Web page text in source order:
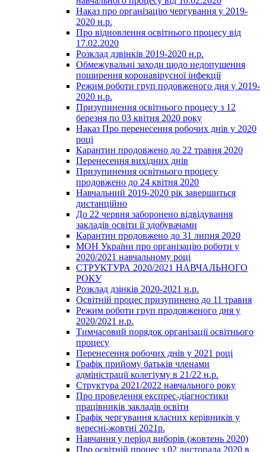
Наказ про організацію чергування у 2019-
2020 н.р.
Про відновлення освітнього процесу від
17.02.2020
Розклад дзвінків 2019-2020 н.р.
Обмежувальні заходи щодо недопушення
поширення коронавірусної інфекції
Режим роботи груп подовженого дня у 2019-
2020 н.р.
Призупинення освітнього процесу з 12
березня по 03 квітня 2020 року
Наказ Про перенесення робочих днів у 2020
році
Карантин продовжено до 22 травня 2020
Перенесення вихідних днів
Призупинення освітнього процесу
продовжено до 24 квітня 2020
Навчальний 2019-2020 рік завершиться
дистанційно
До 22 червня заборонено відвідування
закладів освіти її здобувачами
Карантин продовжено до 31 липня 2020
МОН України про організацію роботи у
2020/2021 навчальному році
СТРУКТУРА 2020/2021 НАВЧАЛЬНОГО
РОКУ
Розклад дзінків 2020-2021 н.р.
Освітній процес призупинено до 11 травня
Режим роботи груп продовженого дня у
2020/2021 н.р.
Тимчасовий порядок організації освітнього
процесу
Перенесення робочих днів у 2021 році
Графік прийому батьків членами
адміністрації колегіуму в 21/22 н.р.
Структура 2021/2022 навчального року
Про проведення експрес-діагностики
працівників закладів освіти
Графік чергування класних керівників у
вересні-жовтні 2021р.
Навчання у період виборів (жовтень 2020)
Про освітній процес з 02 листопада 2020 в